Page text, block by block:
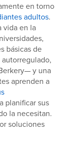
en torno
adultos.
vida en la
básicas de
y una
aprenden a
planificar sus
la necesitan.
soluciones